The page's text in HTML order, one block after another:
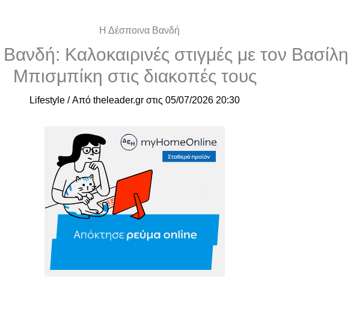
Καλοκαιρινές στιγμές με τον Βασίλη
Μπισμπίκη στις διακοπές τους
Lifestyle / Από theleader.gr στις 05/07/2026 20:30